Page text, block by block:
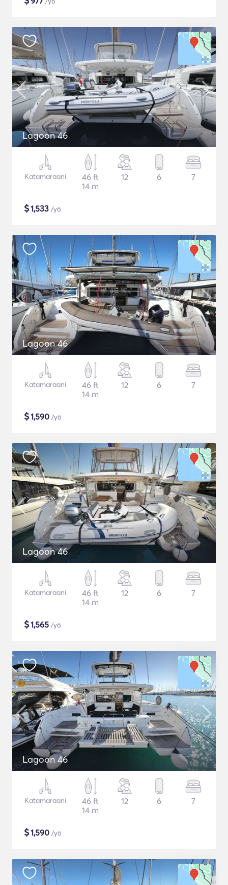
Lagoon 46
Katamaraani
46 ft
14 m
12 6 7
$1,533 /yö
Lagoon 46
Katamaraani
46 ft
14 m
12 6 7
$1,590 /yö
Lagoon 46
Katamaraani
46 ft
14 m
12 6 7
$1,565 /yö
Lagoon 46
Katamaraani
46 ft
14 m
12 6 7
$1,590 /yö